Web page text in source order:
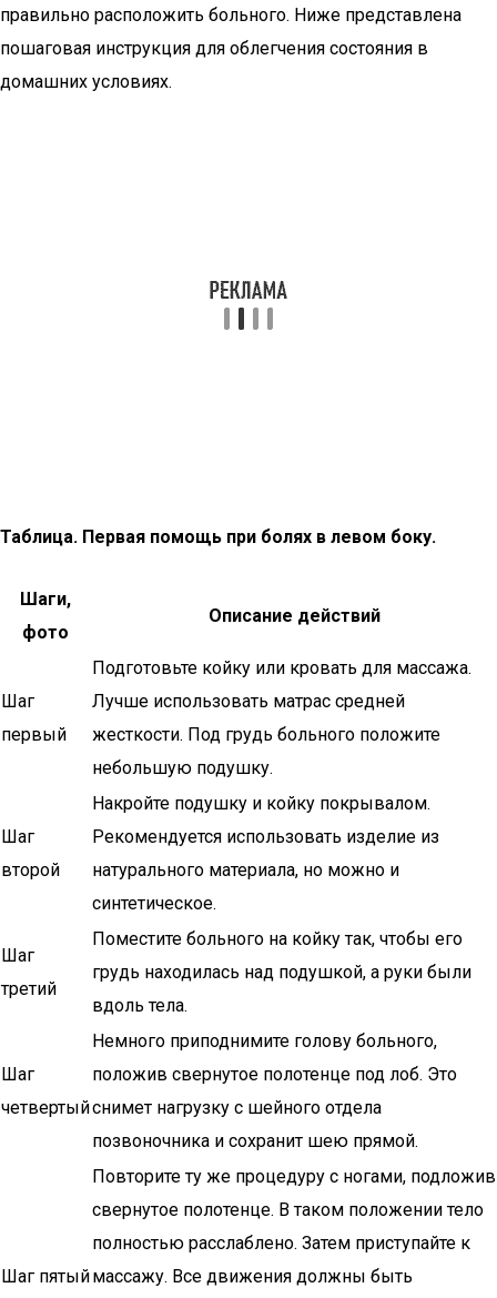
правильно расположить больного. Ниже представлена
пошаговая инструкция для облегчения состояния в
домашних условиях.
Таблица. Первая помощь при болях в левом боку.
Шаги,
фото
Описание действий
Шаг
первый
Подготовьте койку или кровать для массажа.
Лучше использовать матрас средней
жесткости. Под грудь больного положите
небольшую подушку.
Шаг
второй
Накройте подушку и койку покрывалом.
Рекомендуется использовать изделие из
натурального материала, но можно и
синтетическое.
Шаг
третий
Поместите больного на койку так, чтобы его
грудь находилась над подушкой, а руки были
вдоль тела.
Шаг
четвертый
Немного приподнимите голову больного,
положив свернутое полотенце под лоб. Это
снимет нагрузку с шейного отдела
позвоночника и сохранит шею прямой.
Шаг пятый
Повторите ту же процедуру с ногами, подложив
свернутое полотенце. В таком положении тело
полностью расслаблено. Затем приступайте к
массажу. Все движения должны быть